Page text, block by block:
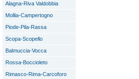
Alagna-Riva Valdobbia
Mollia-Campertogno
Piode-Pila-Rassa
Scopa-Scopello
Balmuccia-Vocca
Rossa-Boccioleto
Rimasco-Rima-Carcoforo